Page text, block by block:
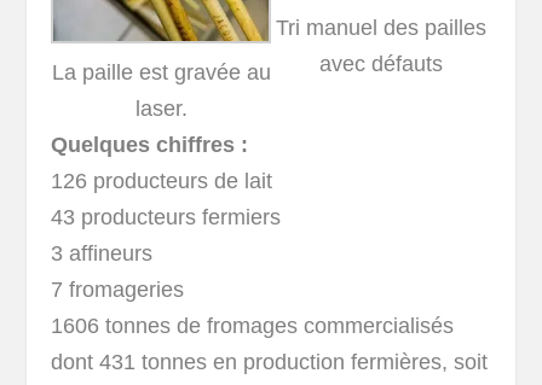
La paille est gravée au
laser.
Tri manuel des pailles
avec défauts
Quelques chiffres :
126 producteurs de lait
43 producteurs fermiers
3 affineurs
7 fromageries
1606 tonnes de fromages commercialisés
dont 431 tonnes en production fermières, soit